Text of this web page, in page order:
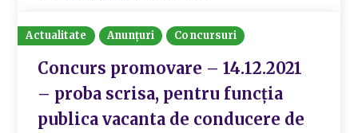
Actualitate Anunțuri Concursuri
Concurs promovare – 14.12.2021
– proba scrisa, pentru funcția
publica vacanta de conducere de